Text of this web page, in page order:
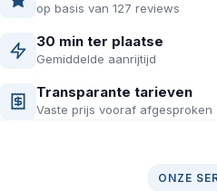
op basis van 127 reviews
30 min ter plaatse
Gemiddelde aanrijtijd
Transparante tarieven
Vaste prijs vooraf afgesproken
ONZE